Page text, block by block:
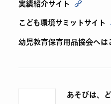
実績紹介サイト
こども環境サミットサイト
幼児教育保育用品協会へは
あそびは、